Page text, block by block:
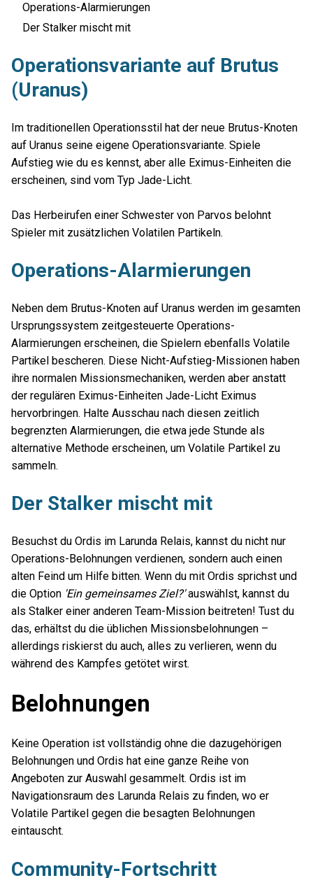
Operations-Alarmierungen
Der Stalker mischt mit
Operationsvariante auf Brutus
(Uranus)
Im traditionellen Operationsstil hat der neue Brutus-Knoten
auf Uranus seine eigene Operationsvariante. Spiele
Aufstieg wie du es kennst, aber alle Eximus-Einheiten die
erscheinen, sind vom Typ Jade-Licht.
Das Herbeirufen einer Schwester von Parvos belohnt
Spieler mit zusätzlichen Volatilen Partikeln.
Operations-Alarmierungen
Neben dem Brutus-Knoten auf Uranus werden im gesamten
Ursprungssystem zeitgesteuerte Operations-
Alarmierungen erscheinen, die Spielern ebenfalls Volatile
Partikel bescheren. Diese Nicht-Aufstieg-Missionen haben
ihre normalen Missionsmechaniken, werden aber anstatt
der regulären Eximus-Einheiten Jade-Licht Eximus
hervorbringen. Halte Ausschau nach diesen zeitlich
begrenzten Alarmierungen, die etwa jede Stunde als
alternative Methode erscheinen, um Volatile Partikel zu
sammeln.
Der Stalker mischt mit
Besuchst du Ordis im Larunda Relais, kannst du nicht nur
Operations-Belohnungen verdienen, sondern auch einen
alten Feind um Hilfe bitten. Wenn du mit Ordis sprichst und
die Option 'Ein gemeinsames Ziel?'auswählst, kannst du
als Stalker einer anderen Team-Mission beitreten! Tust du
das, erhältst du die üblichen Missionsbelohnungen –
allerdings riskierst du auch, alles zu verlieren, wenn du
während des Kampfes getötet wirst.
Belohnungen
Keine Operation ist vollständig ohne die dazugehörigen
Belohnungen und Ordis hat eine ganze Reihe von
Angeboten zur Auswahl gesammelt. Ordis ist im
Navigationsraum des Larunda Relais zu finden, wo er
Volatile Partikel gegen die besagten Belohnungen
eintauscht.
Community-Fortschritt